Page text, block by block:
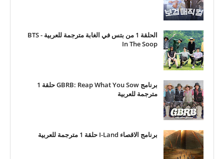
الحلقة 1 من بتس في الغابة مترجمة للعربية - BTS
In The Soop
برنامج GBRB: Reap What You Sow حلقة 1
مترجمة للعربية
برنامج الاقصاء I-Land حلقة 1 مترجمة للعربية